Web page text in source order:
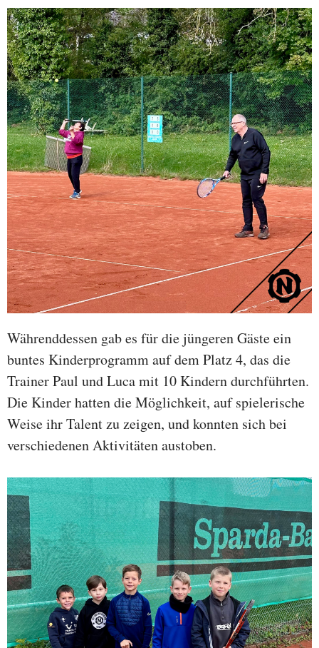
Währenddessen gab es für die jüngeren Gäste ein
buntes Kinderprogramm auf dem Platz 4, das die
Trainer Paul und Luca mit 10 Kindern durchführten.
Die Kinder hatten die Möglichkeit, auf spielerische
Weise ihr Talent zu zeigen, und konnten sich bei
verschiedenen Aktivitäten austoben.